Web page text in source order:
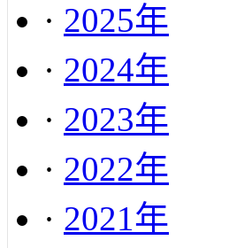
· 2025年
· 2024年
· 2023年
· 2022年
· 2021年